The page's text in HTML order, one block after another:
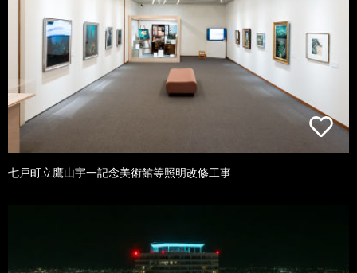
七戸町立鷹山宇一記念美術館等照明改修工事